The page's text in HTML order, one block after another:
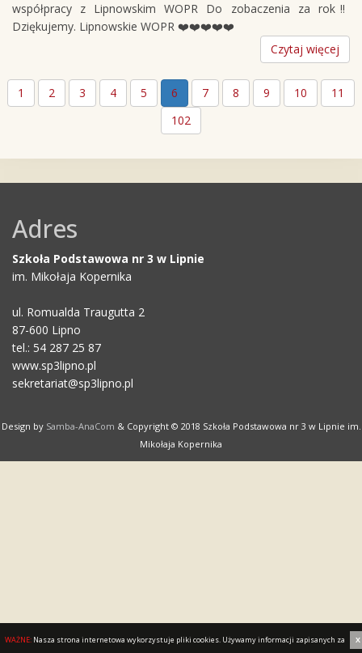
współpracy z Lipnowskim WOPR Do zobaczenia za rok‼️
Dziękujemy. Lipnowskie WOPR ❤️❤️❤️❤️❤️
Czytaj więcej
1 2 3 4 5 6 7 8 9 10
11
102
Adres
Szkoła Podstawowa nr 3 w Lipnie
im. Mikołaja Kopernika
ul. Romualda Traugutta 2
87-600 Lipno
tel.: 54 287 25 87
www.sp3lipno.pl
sekretariat@sp3lipno.pl
Design by Samba-AnaCom & Copyright © 2018 Szkoła Podstawowa nr 3 w Lipnie im.
Mikołaja Kopernika
X
WAŻNE: Nasza strona internetowa wykorzystuje pliki cookies. Używamy informacji zapisanych za